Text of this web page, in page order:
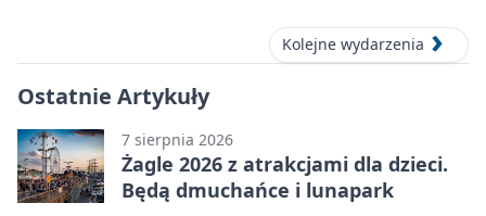
Kolejne wydarzenia
Ostatnie Artykuły
7 sierpnia 2026
Żagle 2026 z atrakcjami dla dzieci.
Będą dmuchańce i lunapark